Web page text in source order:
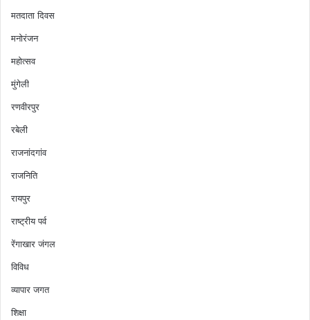
मतदाता दिवस
मनोरंजन
महोत्सव
मुंगेली
रणवीरपुर
रबेली
राजनांदगांव
राजनिति
रायपुर
राष्ट्रीय पर्व
रेंगाखार जंगल
विविध
व्यापार जगत
शिक्षा